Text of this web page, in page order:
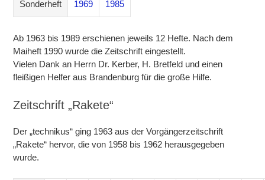
Sonderheft 1969 1985
Ab 1963 bis 1989 erschienen jeweils 12 Hefte. Nach dem
Maiheft 1990 wurde die Zeitschrift eingestellt.
Vielen Dank an Herrn Dr. Kerber, H. Bretfeld und einen
fleißigen Helfer aus Brandenburg für die große Hilfe.
Zeitschrift „Rakete“
Der „technikus“ ging 1963 aus der Vorgängerzeitschrift
„Rakete“ hervor, die von 1958 bis 1962 herausgegeben
wurde.